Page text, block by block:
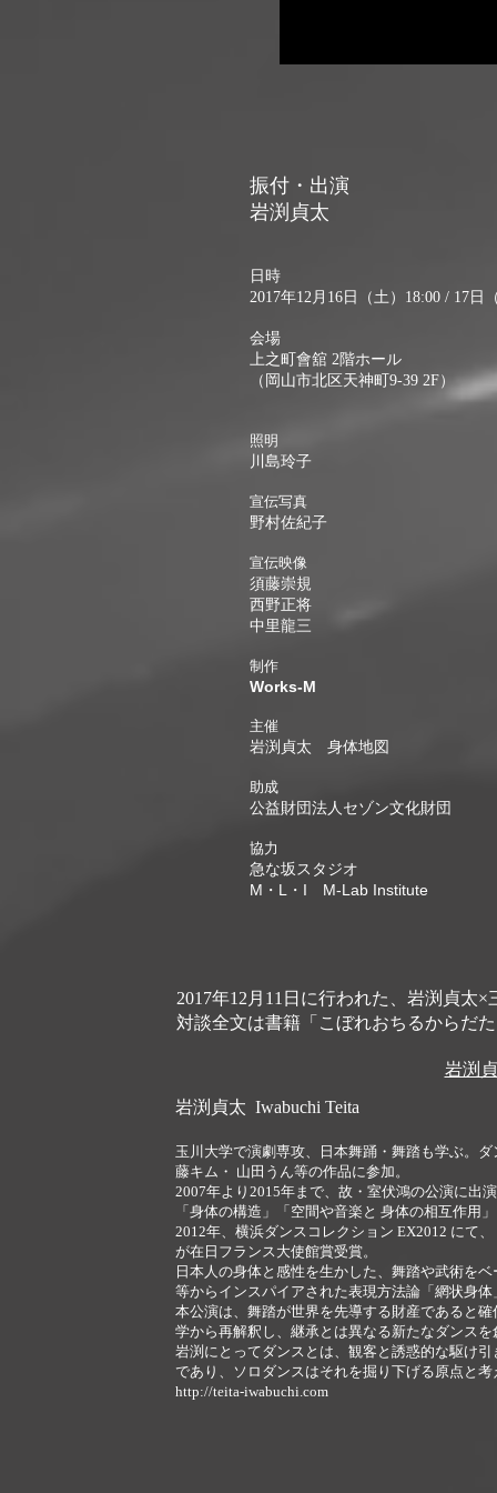
振付・出演
岩渕貞太
日時
2017年12月16日（土）18:00 / 17日
会場
上之町會舘 2階ホール
（岡山市北区天神町9-39 2F）
照明
川島玲子
宣伝写真
野村佐紀子
宣伝映像
須藤崇規
西野正将
中里龍三
制作
Works-M
主催
岩渕貞太 身体地図
助成
公益財団法人セゾン文化財団
協力
急な坂スタジオ
​M・L・I M-Lab Institute
2017年12月11日に行われた、岩渕貞太
対談全文は書籍「 こぼれおちるからだ
岩渕
岩渕貞太 Iwabuchi Teita
玉川大学で演劇専攻、日本舞踊・舞踏も学ぶ。
藤キム・ 山田うん等の作品に参加。
2007年より2015年まで、故・室伏鴻の公演に出
「身体の構造」「空間や音楽と 身体の相互作用
2012年、横浜ダンスコレクション EX2012 にて
が在日フランス大使館賞受賞。
日本人の身体と感性を生かした、舞踏や武術を
等からインスパイアされた表現方法論「網状身体
本公演は、舞踏が世界を先導する財産であると
学から再解釈し、継承とは異なる新たなダンス
岩渕にとってダンスとは、観客と誘惑的な駆け
であり、ソロダンスはそれを掘り下げる原点と考
http://teita-iwabuchi.com